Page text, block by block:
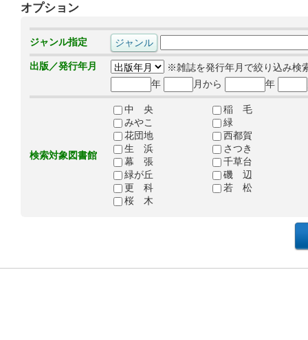
オプション
ジャンル指定
出版／発行年月
※雑誌を発行年月で絞り込み検
年
月から 年
検索対象図書館
中 央
稲 毛
みやこ
緑
花団地
西都賀
生 浜
さつき
幕 張
千草台
緑が丘
磯 辺
更 科
若 松
桜 木